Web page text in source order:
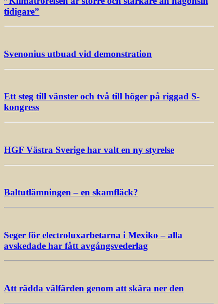
tidigare”
Svenonius utbuad vid demonstration
Ett steg till vänster och två till höger på riggad S-
kongress
HGF Västra Sverige har valt en ny styrelse
Baltutlämningen – en skamfläck?
Seger för electroluxarbetarna i Mexiko – alla
avskedade har fått avgångsvederlag
Att rädda välfärden genom att skära ner den